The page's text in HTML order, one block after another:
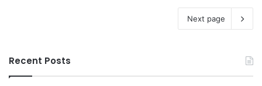
Next page
Recent Posts